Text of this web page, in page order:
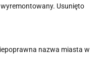
Usunięto
nazwa miasta w